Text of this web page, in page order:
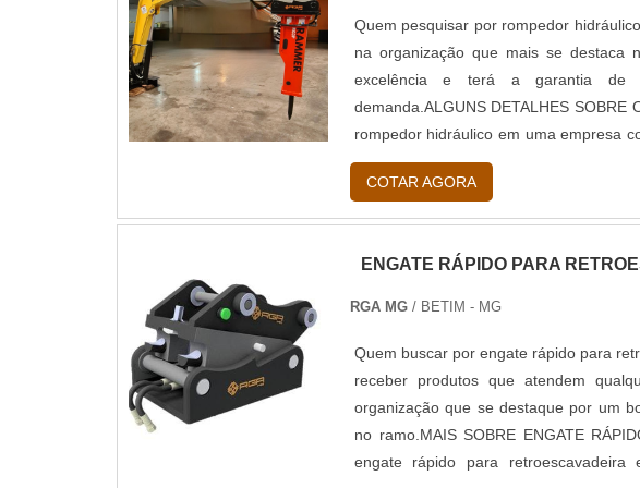
Quem pesquisar por rompedor
na organização que mais se destaca
excelência e terá a garantia de
demanda.ALGUNS DETALHES SOBRE
rompedor hidráulico em uma empresa
MG. Com grande expressão de
equipamentos para britador, a
do cliente.Discorrendo ainda sobre
excelente custo-benefício, pontos
empresas que visam apenas o lucro,
segmento. Esse tipo de cuidado ajuda
além de evitar prejuízos com
suas funções adequadamente. Assim,
diversos motivos para a RGA MG ter
empresa que entrega confiança e
COTAR AGORA
ENGATE RÁPIDO PARA
RGA MG/ BETIM - MG
Quem buscar por engate rápido para
receber produtos que atendem
organização que se destaque por um
no ramo.MAIS SOBRE ENGATE
engate rápido para retroescavadeira